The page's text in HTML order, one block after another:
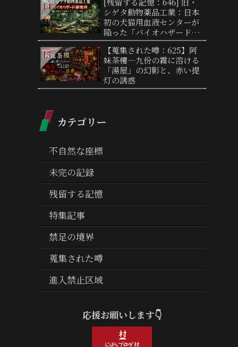
[残留する記憶：646] 旧・
シゲタ動物薬品工業：日本
初の犬猫用血液センターが
陥った「バイオハザード研
究所」への狂気
【蒐集された噂：625】阿
妹茶樓―九份の霧に溶ける
「湯屋」の幻影と、赤い提
灯の誘惑
カテゴリー
不自然な座標
未完の記録
残留する記憶
特集記事
禁足の境界
蒐集された噂
進入禁止区域
応援お願いします👇